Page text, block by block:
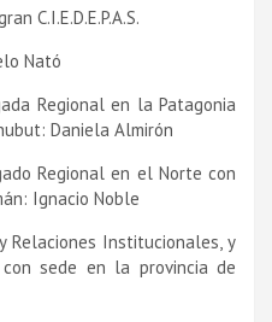
C.I.E.D.E.P.A.S.
Nató
Regional en la Patagonia
Daniela Almirón
Regional en el Norte con
Ignacio Noble
Relaciones Institucionales, y
sede en la provincia de